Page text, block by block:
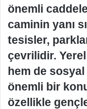
önemli
caminin yanı
tesisler,
çevrilidir.
hem de sosyal
önemli bir
özellikle